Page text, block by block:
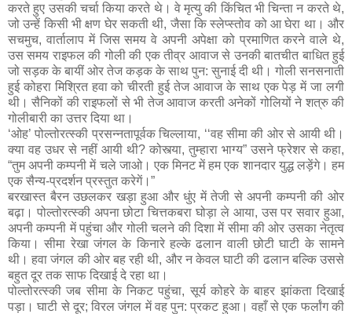
करते हुए उसकी चर्चा किया करते थे। वे मृत्यु की किंचित भी चिन्ता न करते थे,
जो उन्हें किसी भी क्षण घेर सकती थी, जैसा कि स्लेप्स्तोव को आ घेरा था। और
सचमुच, वार्तालाप में जिस समय वे अपनी अपेक्षा को प्रमाणित करने वाले थे,
उस समय राइफल की गोली की एक तीव्र आवाज से उनकी बातचीत बाधित हुई
जो सड़क के बायीं ओर तेज कड़क के साथ पुन: सुनाई दी थी। गोली सनसनाती
हुई कोहरा मिश्रित हवा को चीरती हुई तेज आवाज के साथ एक पेड़ में जा लगी
थी। सैनिकों की राइफलों से भी तेज आवाज करती अनेकों गोलियों ने शत्रु की
गोलीबारी का उत्तर दिया था।
‘ओह’ पोल्तोरत्स्की प्रसन्नतापूर्वक चिल्लाया, ‘‘वह सीमा की ओर से आयी थी।
क्या वह उधर से नहीं आयी थी? कोस्त्या, तुम्हारा भाग्य” उसने फ्रेशर से कहा,
“तुम अपनी कम्पनी में चले जाओ। एक मिनट में हम एक शानदार युद्ध लड़ेंगे। हम
एक सैन्य-प्रदर्शन प्रस्तुत करेगें।”
बरखास्त बैरन उछलकर खड़ा हुआ और धुंए में तेजी से अपनी कम्पनी की ओर
बढ़ा। पोल्तोरत्स्की अपना छोटा चित्तकबरा घोड़ा ले आया, उस पर सवार हुआ,
अपनी कम्पनी में पहुंचा और गोली चलने की दिशा में सीमा की ओर उसका नेतृत्व
किया। सीमा रेखा जंगल के किनारे हल्के ढलान वाली छोटी घाटी के सामने
थी। हवा जंगल की ओर बह रही थी, और न केवल घाटी की ढलान बल्कि उससे
बहुत दूर तक साफ दिखाई दे रहा था।
पोल्तोरत्स्की जब सीमा के निकट पहुंचा, सूर्य कोहरे के बाहर झांकता दिखाई
पड़ा। घाटी से दूर; विरल जंगल में वह पुन: प्रकट हुआ। वहाँ से एक फर्लांग की